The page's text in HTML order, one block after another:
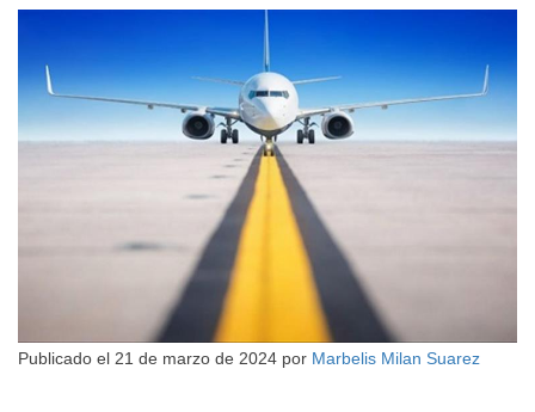
Publicado el 21 de marzo de 2024 por Marbelis Milan Suarez